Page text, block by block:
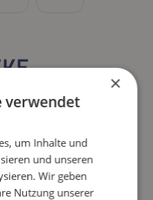
FÜR BIMBI×
verwendet
um Inhalte und
und unseren
Wir geben
Nutzung unserer